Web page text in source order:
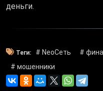
деньги.
Теги: # NeoСеть
#
# мошенники